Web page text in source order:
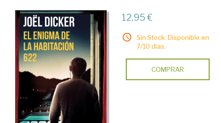
12,95 €
Sin Stock. Disponible en
7/10 días.
COMPRAR